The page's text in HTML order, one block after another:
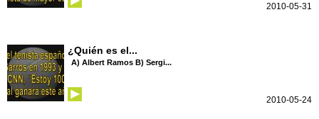
2010-05-31
¿Quién es el...
A) Albert Ramos B) Sergi...
2010-05-24